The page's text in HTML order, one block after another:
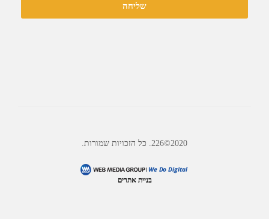
שליחה
2020©226. כל הזכויות שמורות.
בניית אתרים